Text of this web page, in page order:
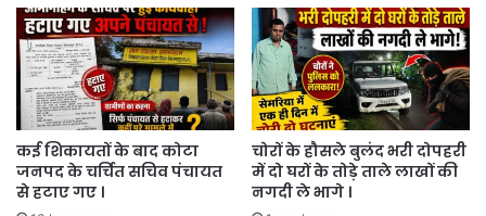
कई शिकायतों के बाद कोटा
जनपद के चर्चित सचिव पंचायत
से हटाए गए ।
चोरों के हौसले बुलंद भरी दोपहरी
में दो घरों के तोड़े ताले लाखों की
नगदी ले भागे ।